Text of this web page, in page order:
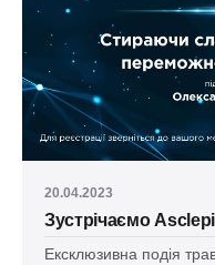
20.04.2023
Зустрічаємо
Ексклюзивна подія